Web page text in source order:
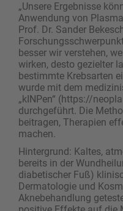
„Unsere Ergebnisse
Anwendung von
Prof. Dr. Sander
besser wir verstehen,
wirken, desto gezielter
bestimmte Krebsarten
wurde mit dem
„kINPen“ (https://
durchgeführt. Die
beitragen, Therapien
machen.
Hintergrund: Kaltes,
bereits in der
diabetischer Fuß)
Dermatologie und
Aknebehandlung